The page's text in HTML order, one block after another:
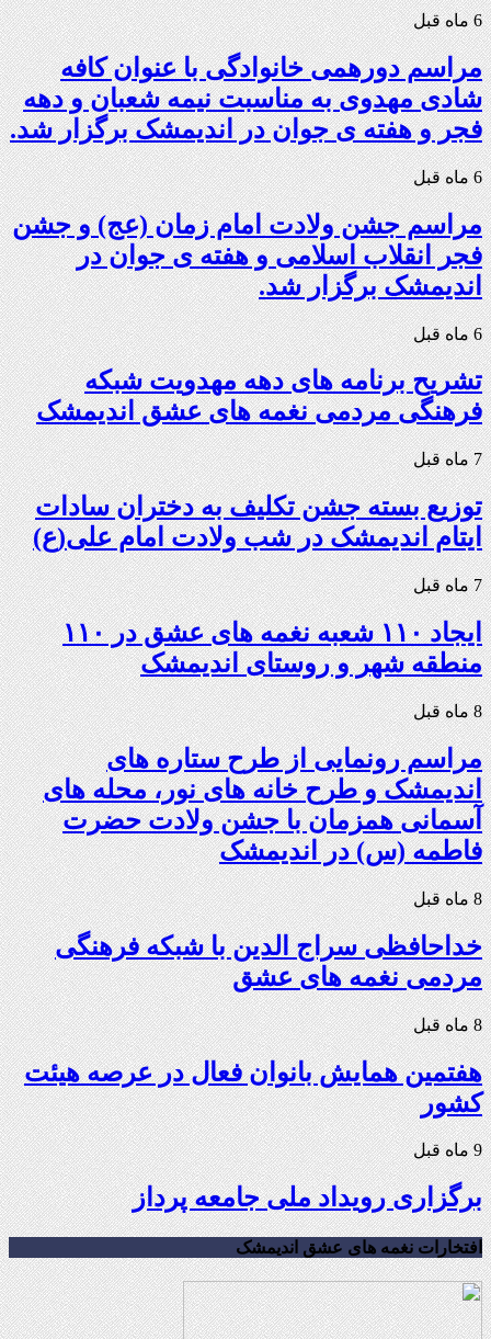
6 ماه قبل
مراسم دورهمی خانوادگی با عنوان کافه
شادی مهدوی به مناسبت نیمه شعبان و دهه
فجر و هفته ی جوان در اندیمشک برگزار شد.
6 ماه قبل
مراسم جشن ولادت امام زمان (عج) و جشن
فجر انقلاب اسلامی و هفته ی جوان در
اندیمشک برگزار شد.
6 ماه قبل
تشریح برنامه های دهه مهدویت شبکه
فرهنگی مردمی نغمه های عشق اندیمشک
7 ماه قبل
توزیع بسته جشن تکلیف به دختران سادات
ایتام اندیمشک در شب ولادت امام علی(ع)
7 ماه قبل
ایجاد ۱۱۰ شعبه نغمه های عشق در ۱۱۰
منطقه شهر و روستای اندیمشک
8 ماه قبل
مراسم رونمایی از طرح ستاره های
اندیمشک و طرح خانه های نور، محله های
آسمانی همزمان با جشن ولادت حضرت
فاطمه (س) در اندیمشک
8 ماه قبل
خداحافظی سراج الدین با شبکه فرهنگی
مردمی نغمه های عشق
8 ماه قبل
هفتمین همایش بانوان فعال در عرصه‌ هیئت
کشور
9 ماه قبل
برگزاری رویداد ملی جامعه پرداز
افتخارات نغمه های عشق اندیمشک